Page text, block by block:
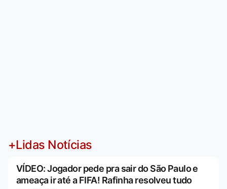
+Lidas Notícias
VÍDEO: Jogador pede pra sair do São Paulo e
ameaça ir até a FIFA! Rafinha resolveu tudo